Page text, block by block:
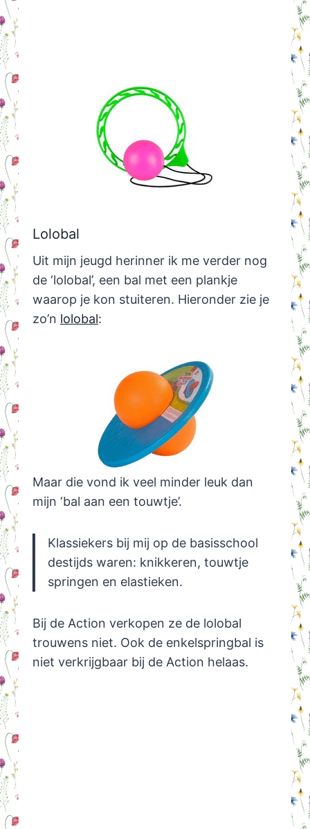
Lolobal
Uit mijn jeugd herinner ik me verder nog
de ‘lolobal’, een bal met een plankje
waarop je kon stuiteren. Hieronder zie je
zo’n lolobal:
Maar die vond ik veel minder leuk dan
mijn ‘bal aan een touwtje’.
Klassiekers bij mij op de basisschool
destijds waren: knikkeren, touwtje
springen en elastieken.
Bij de Action verkopen ze de lolobal
trouwens niet. Ook de enkelspringbal is
niet verkrijgbaar bij de Action helaas.